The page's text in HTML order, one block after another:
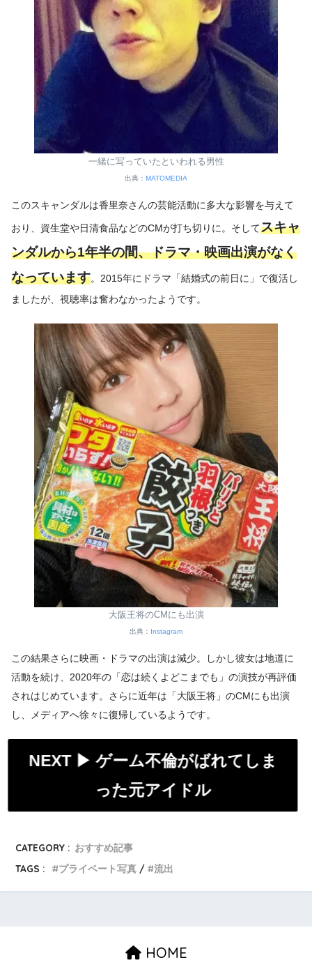
一緒に写っていたといわれる男性
出典： MATOMEDIA
このスキャンダルは香里奈さんの芸能活動に多大な影響を与えて
おり、資生堂や日清食品などのCMが打ち切りに。そしてスキャ
ンダルから1年半の間、ドラマ・映画出演がなく
なっています。2015年にドラマ「結婚式の前日に」で復活し
ましたが、視聴率は奮わなかったようです。
大阪王将のCMにも出演
出典： Instagram
この結果さらに映画・ドラマの出演は減少。しかし彼女は地道に
活動を続け、2020年の「恋は続くよどこまでも」の演技が再評価
されはじめています。さらに近年は「大阪王将」のCMにも出演
し、メディアへ徐々に復帰しているようです。
NEXT ▶︎ゲーム不倫がばれてしま
った元アイドル
CATEGORY : おすすめ記事
TAGS :
プライベート写真 流出
HOME